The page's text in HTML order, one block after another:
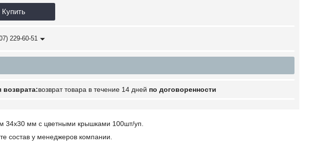
Купить
229-60-51
возврат товара в течение 14 дней по договоренности
34х30 мм с цветными крышками 100шт/уп.
состав у менеджеров компании.